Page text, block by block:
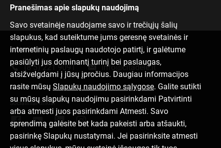
Pranešimas apie slapukų naudojimą
Savo svetainėje naudojame savo ir trečiųjų šalių
slapukus, kad suteiktume jums geresnę svetainės ir
internetinių paslaugų naudotojo patirtį, ir galėtume
pasiūlyti jus dominantį turinį bei paslaugas,
atsižvelgdami į jūsų įpročius. Daugiau informacijos
rasite mūsų Slapukų naudojimo sąlygose. Galite sutikti
su mūsų slapukų naudojimu pasirinkdami Patvirtinti
arba atmesti juos pasirinkdami Atmesti. Savo
sprendimą galėsite bet kada pakeisti arba atšaukti,
pasirinkę Slapukų nustatymai. Jei pasirinksite atmesti
Susisiek su mumis
(8 5) 221 9091 info@citadele.lt
Socialiniai tinklai